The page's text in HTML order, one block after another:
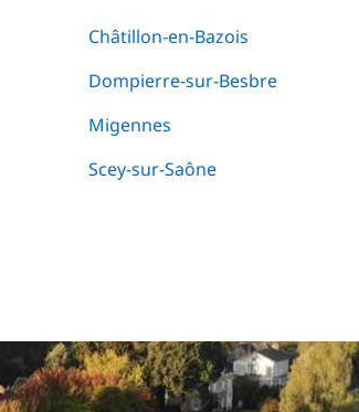
Châtillon-en-Bazois
Dompierre-sur-Besbre
Migennes
Scey-sur-Saône